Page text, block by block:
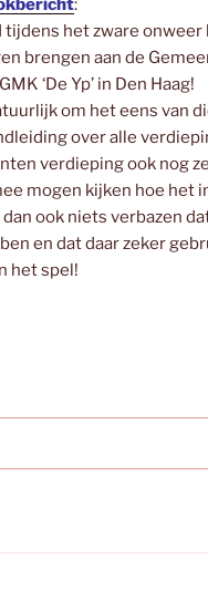
:
tijdens het zware onweer
brengen aan de
‘De Yp’ in Den Haag!
om het eens van
over alle
verdieping ook nog
mogen kijken hoe het
ook niets verbazen
en dat daar zeker
het spel!
“Gemeenschappelijke